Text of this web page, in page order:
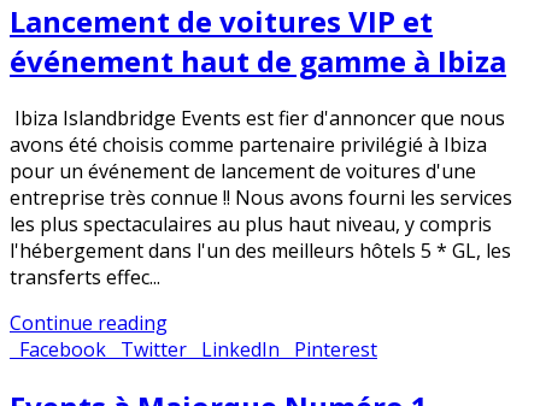
Lancement de voitures VIP et
événement haut de gamme à Ibiza
Ibiza​ Islandbridge Events est fier d'annoncer que nous
avons été choisis comme partenaire privilégié à Ibiza
pour un événement de lancement de voitures d'une
entreprise très connue !! Nous avons fourni les services
les plus spectaculaires au plus haut niveau, y compris
l'hébergement dans l'un des meilleurs hôtels 5 * GL, les
transferts effec...
Continue reading
Facebook Twitter LinkedIn Pinterest